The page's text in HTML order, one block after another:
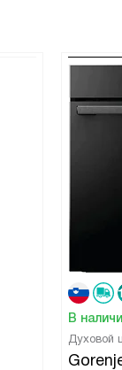
В
Духовой